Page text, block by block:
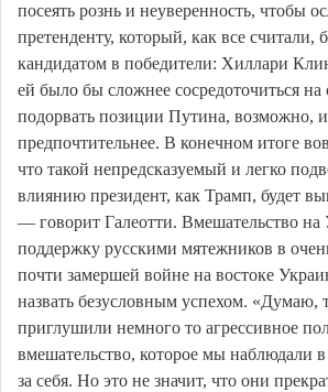
посеять рознь и неуверенность, чтобы
претенденту, который, как все
кандидатом в победители: Хиллари
ей было бы сложнее сосредоточиться на
подорвать позиции Путина, возможно,
предпочтительнее. В конечном итоге
что такой непредсказуемый и легко
влиянию президент, как Трамп, будет
— говорит Галеотти. Вмешательство на
поддержку русскими мятежников в
почти замершей войне на востоке
назвать безусловным успехом. «Думаю,
приглушили немного то агрессивное
вмешательство, которое мы наблюдали
за себя. Но это не значит, что они